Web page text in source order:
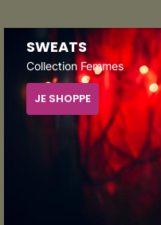
SWEATS
Collection Femmes
JE SHOPPE